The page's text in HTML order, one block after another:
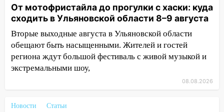
19:30 Ульяновцев приглашают
поддержать «Симбирскую чебурашку»
на фестивале «ФормАРТ»
18:11 Ульяновская область стала
пилотным регионом проекта
«Культурное долголетие»
области на 8 августа
От мотофристайла до прогулки с хаски: куда
сходить в Ульяновской области 8–9 августа
Вторые выходные августа в Ульяновской области
обещают быть насыщенными. Жителей и гостей
региона ждут большой фестиваль с живой музыкой и
экстремальными шоу,
08.08.2026
Новости
Статьи